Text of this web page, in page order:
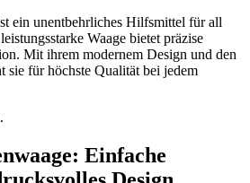
ein unentbehrliches Hilfsmittel für all
Waage bietet präzise
Mit ihrem modernem Design und den
sie für höchste Qualität bei jedem
Einfache